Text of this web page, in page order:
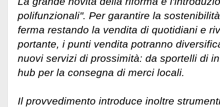
polifunzionali". Per garantire la
ferma restando la vendita di quotidiani e
portante, i punti vendita potranno
nuovi servizi di prossimità: da sportelli di
hub per la consegna di merci locali.
Il provvedimento introduce inoltre